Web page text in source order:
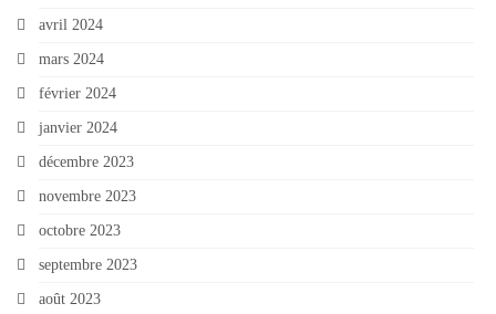
avril 2024
mars 2024
février 2024
janvier 2024
décembre 2023
novembre 2023
octobre 2023
septembre 2023
août 2023